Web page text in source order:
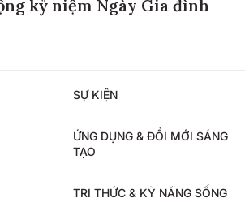
SỰ KIỆN
ỨNG DỤNG & ĐỔI MỚI SÁNG
TẠO
TRI THỨC & KỸ NĂNG SỐNG